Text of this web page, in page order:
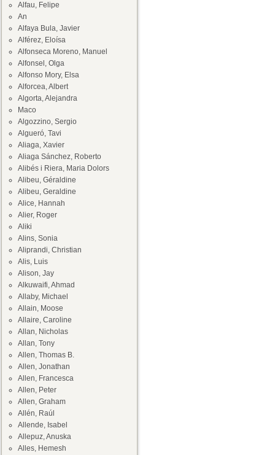
Alfau, Felipe
An
Alfaya Bula, Javier
Alférez, Eloísa
Alfonseca Moreno, Manuel
Alfonsel, Olga
Alfonso Mory, Elsa
Alforcea, Albert
Algorta, Alejandra
Maco
Algozzino, Sergio
Algueró, Tavi
Aliaga, Xavier
Aliaga Sánchez, Roberto
Alibés i Riera, Maria Dolors
Alibeu, Géraldine
Alibeu, Geraldine
Alice, Hannah
Alier, Roger
Aliki
Alins, Sonia
Aliprandi, Christian
Alis, Luis
Alison, Jay
Alkuwaifi, Ahmad
Allaby, Michael
Allain, Moose
Allaire, Caroline
Allan, Nicholas
Allan, Tony
Allen, Thomas B.
Allen, Jonathan
Allen, Francesca
Allen, Peter
Allen, Graham
Allén, Raúl
Allende, Isabel
Allepuz, Anuska
Alles, Hemesh